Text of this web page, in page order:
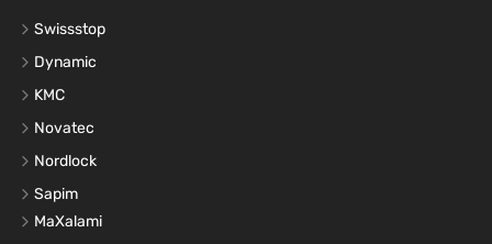
Swissstop
Dynamic
KMC
Novatec
Nordlock
Sapim
MaXalami